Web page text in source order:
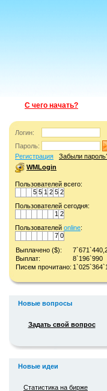
С чего начать?
Логин:
Пароль:
Регистрация
Забыли
WMLogin
Пользователей всего:
5 5 1 2 5 2
Пользователей сегодня:
1 2
Пользователей online:
7 0
Выплачено ($):
Выплат:
8`196`990
Писем прочитано:
Новые вопросы
Задать свой вопрос
Новые идеи
Статистика на бирже